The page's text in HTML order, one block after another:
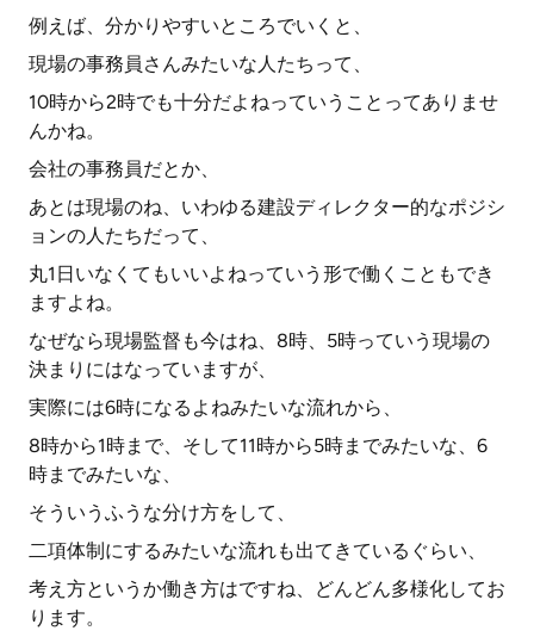
例えば、分かりやすいところでいくと、
現場の事務員さんみたいな人たちって、
10時から2時でも十分だよねっていうことってありませ
んかね。
会社の事務員だとか、
あとは現場のね、いわゆる建設ディレクター的なポジシ
ョンの人たちだって、
丸1日いなくてもいいよねっていう形で働くこともでき
ますよね。
なぜなら現場監督も今はね、8時、5時っていう現場の
決まりにはなっていますが、
実際には6時になるよねみたいな流れから、
8時から1時まで、そして11時から5時までみたいな、6
時までみたいな、
そういうふうな分け方をして、
二項体制にするみたいな流れも出てきているぐらい、
考え方というか働き方はですね、どんどん多様化してお
ります。